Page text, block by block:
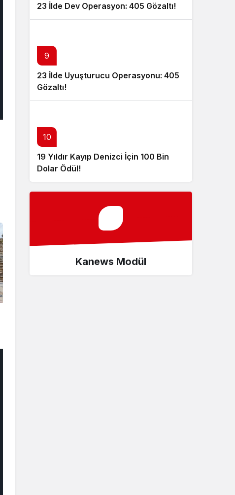
23 İlde Dev Operasyon: 405 Gözaltı!
9
23 İlde Uyuşturucu Operasyonu: 405
Gözaltı!
10
19 Yıldır Kayıp Denizci İçin 100 Bin
Dolar Ödül!
Kanews Modül